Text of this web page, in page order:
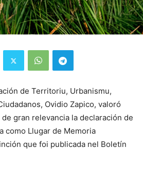
de Territoriu, Urbanismu,
Ovidio Zapico, valoró
gran relevancia la declaración de
como Llugar de Memoria
que foi publicada nel Boletín